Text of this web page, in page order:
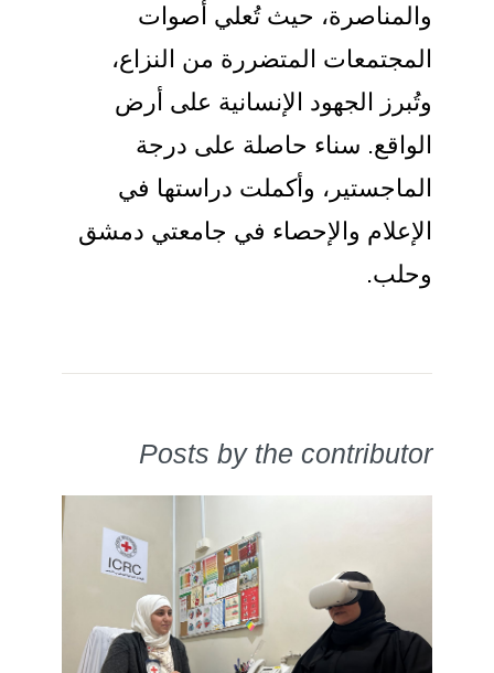
والمناصرة، حيث تُعلي أصوات
المجتمعات المتضررة من النزاع،
وتُبرز الجهود الإنسانية على أرض
الواقع. سناء حاصلة على درجة
الماجستير، وأكملت دراستها في
الإعلام والإحصاء في جامعتي دمشق
وحلب.​
Posts by the contributor